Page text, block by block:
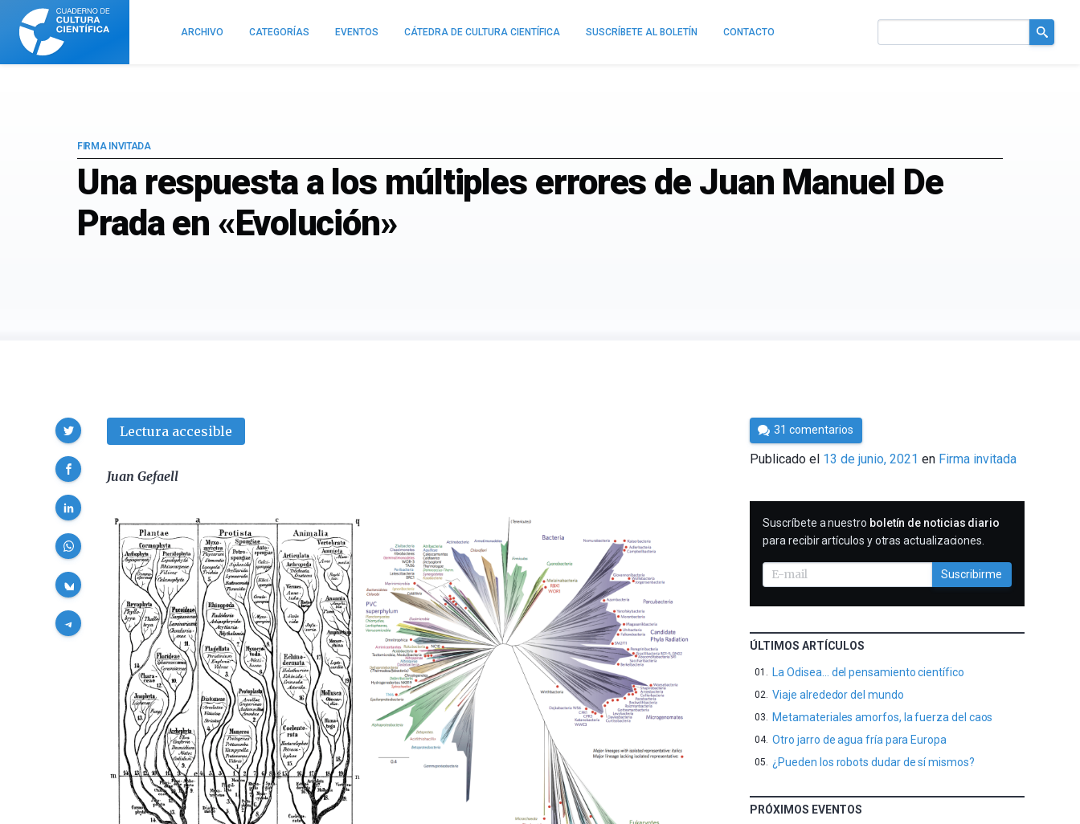
Cuaderno
Cultura
Científica
ARCHIVO CATEGORÍAS EVENTOS CÁTEDRA DE CULTURA CIENTÍFICA SUSCRÍBETE AL BOLETÍN CONTACTO
Una respuesta a los múltiples errores de Juan Manuel De
Prada en «Evolución»
FIRMA INVITADA
Lectura accesible
Juan Gefaell
Compartir
Por
César
Tomé
31 comentarios
Publicado el 13 de junio, 2021 en Firma invitada
SUSCRIBIRME
Suscríbete a nuestro boletín de noticias diario
para recibir artículos y otras actualizaciones.
Suscribirme
ÚLTIMOS ARTÍCULOS
La Odisea… del pensamiento científico
Viaje alrededor del mundo
Metamateriales amorfos, la fuerza del caos
Otro jarro de agua fría para Europa
¿Pueden los robots dudar de sí mismos?
PRÓXIMOS EVENTOS